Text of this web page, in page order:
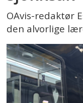
OAvis-redaktør
den alvorlige